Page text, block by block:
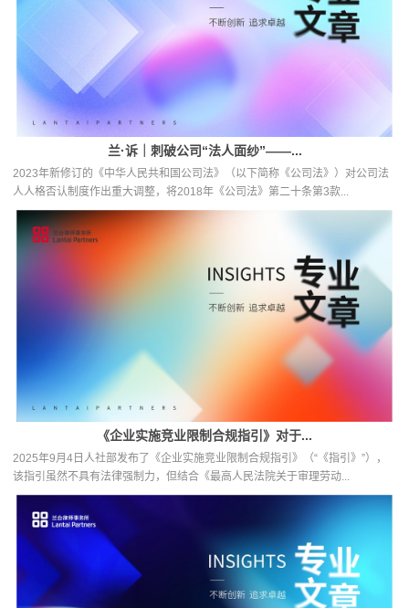
兰·诉｜刺破公司“法人面纱”——...
2023年新修订的《中华人民共和国公司法》（以下简称《公司法》）对公司法
人人格否认制度作出重大调整，将2018年《公司法》第二十条第3款...
《企业实施竞业限制合规指引》对于...
2025年9月4日人社部发布了《企业实施竞业限制合规指引》（“《指引》”），
该指引虽然不具有法律强制力，但结合《最高人民法院关于审理劳动...